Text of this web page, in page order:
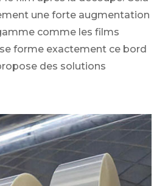
une forte augmentation
comme les films
forme exactement ce bord
des solutions